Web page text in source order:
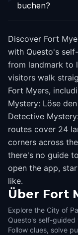
buchen?
Discover Fort
with Questo's
from landmark to
visitors walk
Fort Myers,
Mystery: Löse
Detective
routes cover 24
corners across
there's no guide
open the app,
like.
Über Fort
Explore the City of
Questo's self-
Follow clues, solve